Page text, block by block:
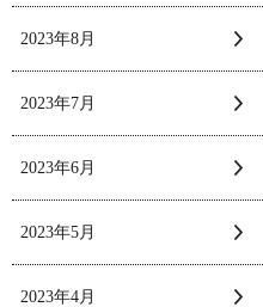
2023年8月
2023年7月
2023年6月
2023年5月
2023年4月